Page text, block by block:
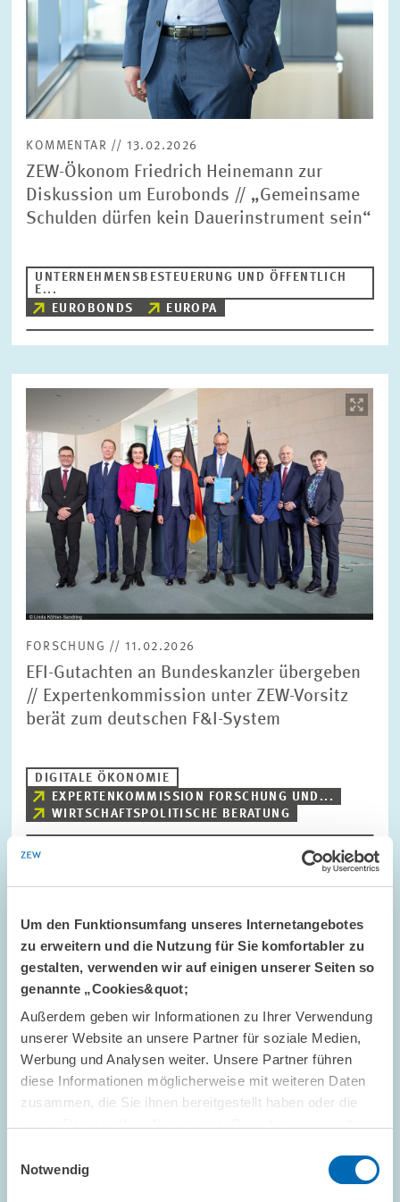
Um den Funktionsumfang unseres Internetangebotes
zu erweitern und die Nutzung für Sie komfortabler zu
gestalten, verwenden wir auf einigen unserer Seiten so
genannte „Cookies&quot;
Außerdem geben wir Informationen zu Ihrer Verwendung
unserer Website an unsere Partner für soziale Medien,
Werbung und Analysen weiter. Unsere Partner führen
diese Informationen möglicherweise mit weiteren Daten
zusammen, die Sie ihnen bereitgestellt haben oder die
Notwendig
KOMMENTAR // 13.02.2026
ZEW-Ökonom Friedrich Heinemann zur
Diskussion um Eurobonds // „Gemeinsame
Schulden dürfen kein Dauerinstrument sein“
UNTERNEHMENSBESTEUERUNG UND ÖFFENTLICH
E...
EUROBONDS
EUROPA
in
vergrößerter
Ansicht
FORSCHUNG // 11.02.2026
EFI-Gutachten an Bundeskanzler übergeben
// Expertenkommission unter ZEW-Vorsitz
berät zum deutschen F&I-System
DIGITALE ÖKONOMIE
EXPERTENKOMMISSION FORSCHUNG UND...
WIRTSCHAFTSPOLITISCHE BERATUNG
öffnet
in
vergrößerter
Ansicht